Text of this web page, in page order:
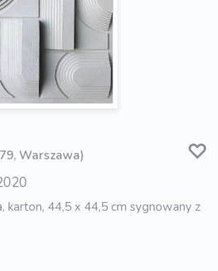
Warszawa)
karton, 44,5 x 44,5 cm sygnowany z